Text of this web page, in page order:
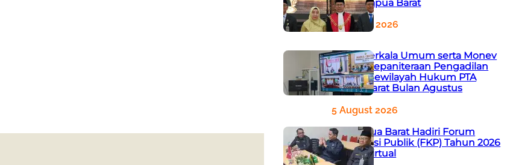
WKPT Papua Barat
6 August 2026
Rapat Berkala Umum serta Monev
Kinerja Kepaniteraan Pengadilan
Agama Sewilayah Hukum PTA
Papua Barat Bulan Agustus
5 August 2026
PTA Papua Barat Hadiri Forum
Konsultasi Publik (FKP) Tahun 2026
Secara Virtual